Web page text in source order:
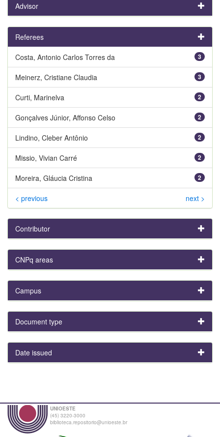
Advisor
Referees
3
Costa, Antonio Carlos Torres da
3
Meinerz, Cristiane Claudia
2
Curti, Marinelva
2
Gonçalves Júnior, Affonso Celso
2
Lindino, Cleber Antônio
2
Missio, Vivian Carré
2
Moreira, Gláucia Cristina
< previous next >
Contributor
CNPq areas
Campus
Document type
Date issued
UNIOESTE
(45) 3220-3000
biblioteca.repositorio@unioeste.br